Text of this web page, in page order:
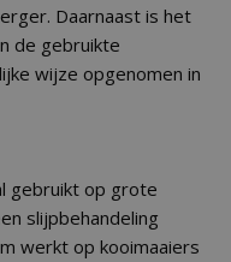
Daarnaast is het
de gebruikte
wijze opgenomen in
gebruikt op grote
slijpbehandeling
werkt op kooimaaiers